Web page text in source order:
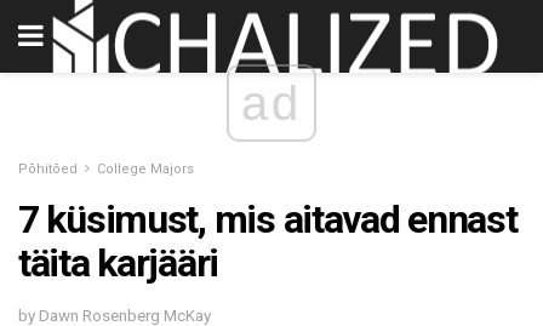
ad
Põhitõed College Majors
7 küsimust, mis aitavad ennast
täita karjääri
by Dawn Rosenberg McKay